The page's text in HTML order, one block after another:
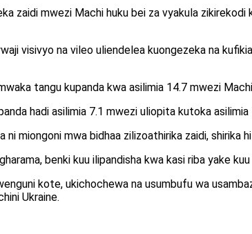
zaidi mwezi Machi huku bei za vyakula
visivyo na vileo uliendelea kuongezeka na
tangu kupanda kwa asilimia 14.7 mwezi
hadi asilimia 7.1 mwezi uliopita kutoka
ni miongoni mwa bidhaa zilizoathirika zaidi, shirika
benki kuu ilipandisha kwa kasi riba yake
kote, ukichochewa na usumbufu wa
Ukraine.